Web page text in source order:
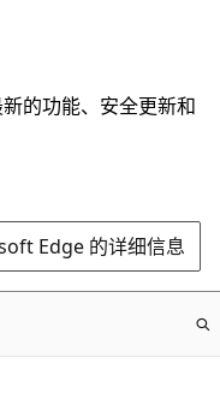
的功能、安全更新和
Edge 的详细信息